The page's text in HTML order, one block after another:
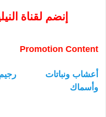
إنضم لقناة
Promotion Content
أعشاب ونباتات
وأسماك